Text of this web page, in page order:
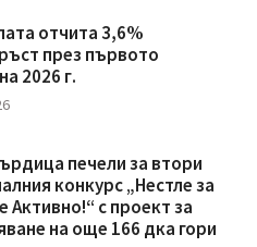
отчита 3,6%
през първото
2026 г.
печели за втори
конкурс „Нестле за
Активно!“ с проект за
на още 166 дка гори